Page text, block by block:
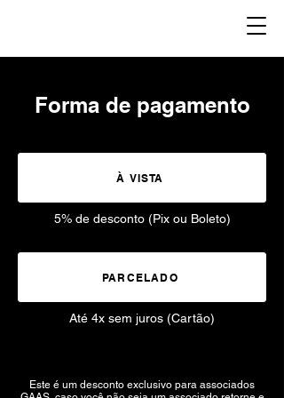
Forma de pagamento
À VISTA
5% de desconto (Pix ou Boleto)
PARCELADO
Até 4x sem juros (Cartão)
Este é um desconto exclusivo para associados